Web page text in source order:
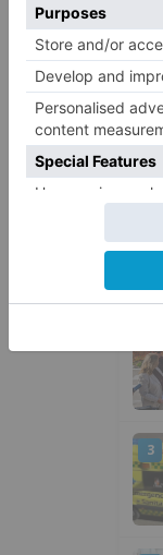
Burgos obra
destinan
euros
3